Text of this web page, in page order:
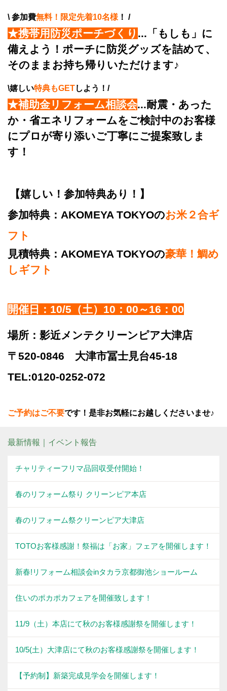
\ 参加費無料！限定先着10名様 ！ /
★携帯用防災ポーチづくり ...「もしも」に
備えよう！ポーチに防災グッズを詰めて、
そのままお持ち帰りいただけます♪
\嬉しい特典もGETしよう！/
★補助金リフォーム相談会...耐震・あった
か・省エネリフォームをご検討中のお客様
にプロが寄り添いご丁寧にご提案致しま
す！
【嬉しい！参加特典あり！】
参加特典 ： AKOMEYA TOKYOのお米２合ギ
フト
見積特典 ：AKOMEYA TOKYOの豪華！鯛め
しギフト
開催日：10/5（土）10：00～16：00
場所：影近メンテクリーンピア大津店
〒520-0846 大津市冨士見台45-18
TEL:0120-0252-072
ご予約はご不要です！是非お気軽にお越しくださいませ♪
最新情報｜イベント報告
チャリティーフリマ品回収受付開始！
春のリフォーム祭り クリーンピア本店
春のリフォーム祭クリーンピア大津店
TOTOお客様感謝！祭福は「お家」フェアを開催します！
新春!リフォーム相談会inタカラ京都御池ショールーム
住いのポカポカフェアを開催致します！
11/9（土）本店にて秋のお客様感謝祭を開催します！
10/5(土）大津店にて秋のお客様感謝祭を開催します！
【予約制】新築完成見学会を開催します！